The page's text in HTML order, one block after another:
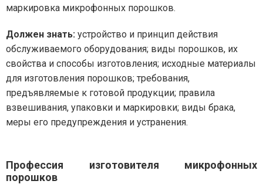
маркировка микрофонных порошков.
Должен знать: устройство и принцип действия
обслуживаемого оборудования; виды порошков, их
свойства и способы изготовления; исходные материалы
для изготовления порошков; требования,
предъявляемые к готовой продукции; правила
взвешивания, упаковки и маркировки; виды брака,
меры его предупреждения и устранения.
Профессия изготовителя микрофонных
порошков